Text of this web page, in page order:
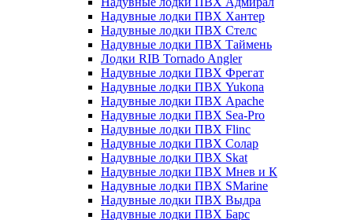
Надувные лодки ПВХ Хантер
Надувные лодки ПВХ Стелс
Надувные лодки ПВХ Таймень
Лодки RIB Tornado Angler
Надувные лодки ПВХ Фрегат
Надувные лодки ПВХ Yukona
Надувные лодки ПВХ Apache
Надувные лодки ПВХ Sea-Pro
Надувные лодки ПВХ Flinc
Надувные лодки ПВХ Солар
Надувные лодки ПВХ Skat
Надувные лодки ПВХ Мнев и К
Надувные лодки ПВХ SMarine
Надувные лодки ПВХ Выдра
Надувные лодки ПВХ Барс